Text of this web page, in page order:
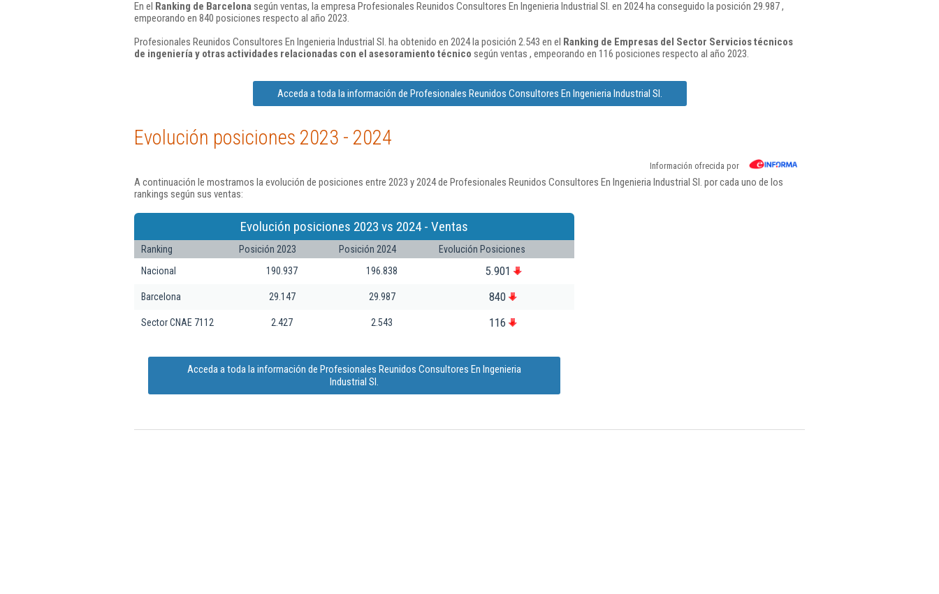
En el Ranking de Barcelona según ventas, la empresa Profesionales Reunidos Consultores En Ingenieria Industrial Sl. en 2024 ha conseguido la posición 29.987 ,
empeorando en 840 posiciones respecto al año 2023.
Profesionales Reunidos Consultores En Ingenieria Industrial Sl. ha obtenido en 2024 la posición 2.543 en el Ranking de Empresas del Sector Servicios técnicos
de ingeniería y otras actividades relacionadas con el asesoramiento técnico según ventas , empeorando en 116 posiciones respecto al año 2023.
Acceda a toda la información de Profesionales Reunidos Consultores En Ingenieria Industrial Sl.
Evolución posiciones 2023 - 2024
Información ofrecida por
A continuación le mostramos la evolución de posiciones entre 2023 y 2024 de Profesionales Reunidos Consultores En Ingenieria Industrial Sl. por cada uno de los
rankings según sus ventas:
Evolución posiciones 2023 vs 2024 - Ventas
Ranking Posición 2023 Posición 2024
Evolución Posiciones
Nacional
190.937 196.838 5.901
Barcelona 29.147 29.987 840
Sector CNAE 7112 2.427 2.543 116
Acceda a toda la información de Profesionales Reunidos Consultores En Ingenieria
Industrial Sl.